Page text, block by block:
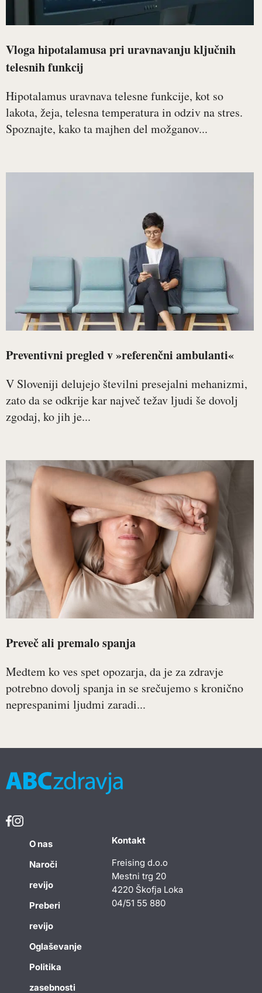
Vloga hipotalamusa pri uravnavanju ključnih
telesnih funkcij
Hipotalamus uravnava telesne funkcije, kot so
lakota, žeja, telesna temperatura in odziv na stres.
Spoznajte, kako ta majhen del možganov...
Preventivni pregled v »referenčni ambulanti«
V Sloveniji delujejo številni presejalni mehanizmi,
zato da se odkrije kar največ težav ljudi še dovolj
zgodaj, ko jih je...
Preveč ali premalo spanja
Medtem ko ves spet opozarja, da je za zdravje
potrebno dovolj spanja in se srečujemo s kronično
neprespanimi ljudmi zaradi...
O nas
Naroči
revijo
Preberi
revijo
Oglaševanje
Politika
zasebnosti
Kontakt
Freising d.o.o
Mestni trg 20
4220 Škofja Loka
04/51 55 880